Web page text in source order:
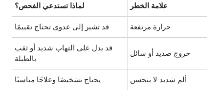
علامة الخطر لماذا تستدعي الفحص؟
حرارة مرتفعة قد تشير إلى عدوى تحتاج تقييمًا
خروج صديد أو سائل
قد يدل على التهاب شديد أو ثقب
بالطبلة
ألم شديد لا يتحسن يحتاج تشخيصًا وعلاجًا مناسبًا